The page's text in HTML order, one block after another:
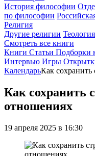
История философии
по философии
Религия
Другие религии Теология
Смотреть все книги
Книги Статьи Подборки
Интервью Игры
КалендарьКак сохранить
Как сохранить
отношениях
19 апреля 2025 в 16:30